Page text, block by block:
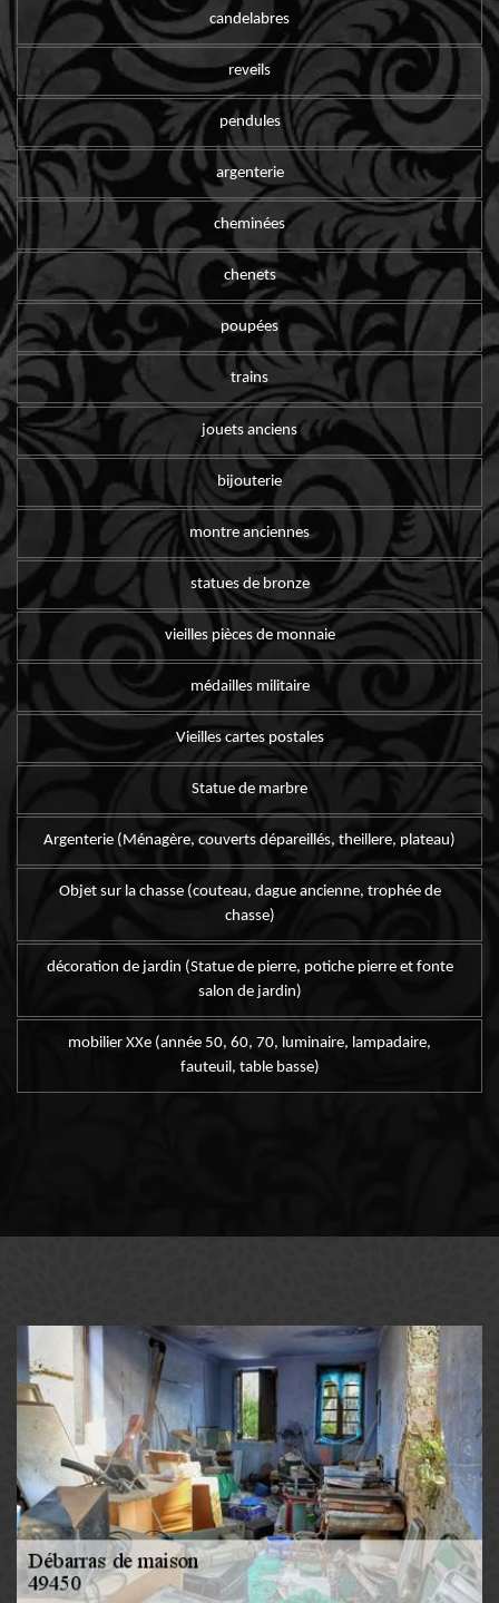
candelabres
reveils
pendules
argenterie
cheminées
chenets
poupées
trains
jouets anciens
bijouterie
montre anciennes
statues de bronze
vieilles pièces de monnaie
médailles militaire
Vieilles cartes postales
Statue de marbre
Argenterie (Ménagère, couverts dépareillés, theillere, plateau)
Objet sur la chasse (couteau, dague ancienne, trophée de
chasse)
décoration de jardin (Statue de pierre, potiche pierre et fonte
salon de jardin)
mobilier XXe (année 50, 60, 70, luminaire, lampadaire,
fauteuil, table basse)